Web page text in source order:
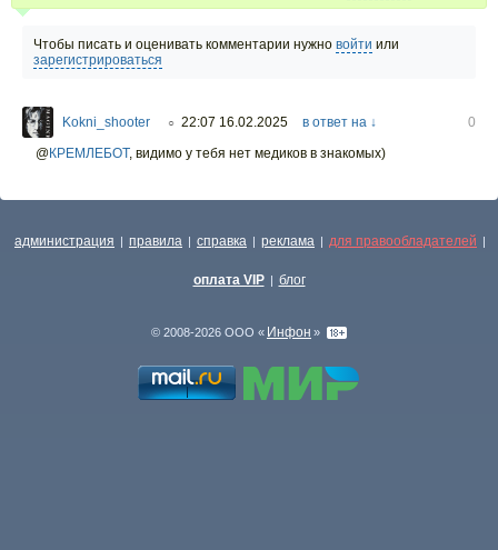
Чтобы писать и оценивать комментарии нужно войти или
зарегистрироваться
Kokni_shooter ○ 22:07 16.02.2025 в ответ на ↓
0
@КРЕМЛЕБОТ, видимо у тебя нет медиков в знакомых)
администрация | правила | справка | реклама | для правообладателей |
оплата VIP | блог
© 2008-2026 ООО « Инфон »